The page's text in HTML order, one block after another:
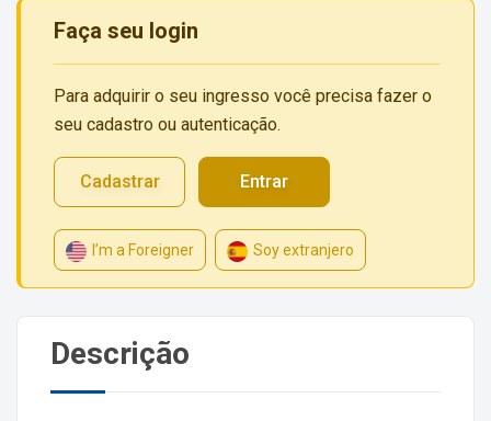
Faça seu login
Para adquirir o seu ingresso você precisa fazer o
seu cadastro ou autenticação.
Cadastrar Entrar
I’m a Foreigner Soy extranjero
Descrição